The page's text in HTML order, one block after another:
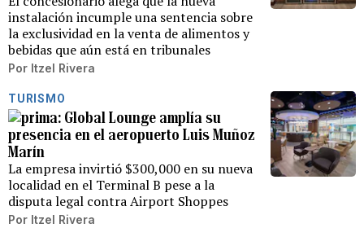
instalación incumple una sentencia sobre
la exclusividad en la venta de alimentos y
bebidas que aún está en tribunales
Por Itzel Rivera
TURISMO
Global Lounge amplía su
presencia en el aeropuerto Luis Muñoz
Marín
La empresa invirtió $300,000 en su nueva
localidad en el Terminal B pese a la
disputa legal contra Airport Shoppes
Por Itzel Rivera